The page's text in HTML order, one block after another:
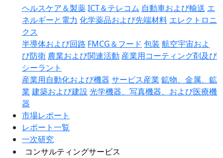
ヘルスケア＆製薬ICT＆テレコム 自動車および輸送 エ
ネルギーと電力 化学薬品および先端材料 エレクトロニ
クス
半導体および回路 FMCG＆フード 包装 航空宇宙およ
び防衛 農業および関連活動 産業用コーティング剤及び
シーラント
産業用自動化および機器 サービス産業 鉱物、金属、鉱
業 建築および建設 光学機器、写真機器、および医療機
器
市場レポート
レポート一覧
一次研究
コンサルティングサービス